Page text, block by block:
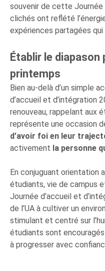
souvenir de cette Journée
clichés ont reflété
expériences partagées
Établir le
printemps
Bien au-delà d’un simple
d’accueil et d’intégration
renouveau, rappelant aux
représente une occasion
d’avoir foi en leur
activement la personne
En conjuguant orientation
étudiants, vie de campus
Journée d’accueil et
de l’UA à cultiver un
stimulant et centré sur
étudiants sont
à progresser avec